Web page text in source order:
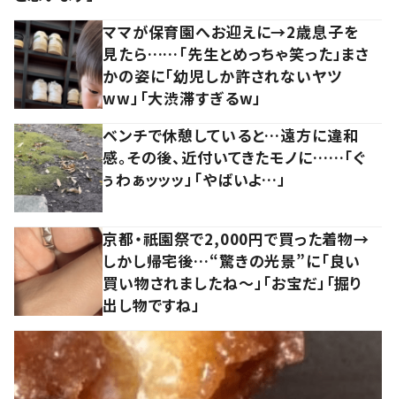
ママが保育園へお迎えに→2歳息子を
見たら……「先生とめっちゃ笑った」まさ
かの姿に「幼児しか許されないヤツ
ww」「大渋滞すぎるw」
ベンチで休憩していると…遠方に違和
感。その後、近付いてきたモノに……「ぐ
ぅわぁッッッ」「やばいよ…」
京都・祇園祭で2,000円で買った着物→
しかし帰宅後…“驚きの光景”に「良い
買い物されましたね～」「お宝だ」「掘り
出し物ですね」